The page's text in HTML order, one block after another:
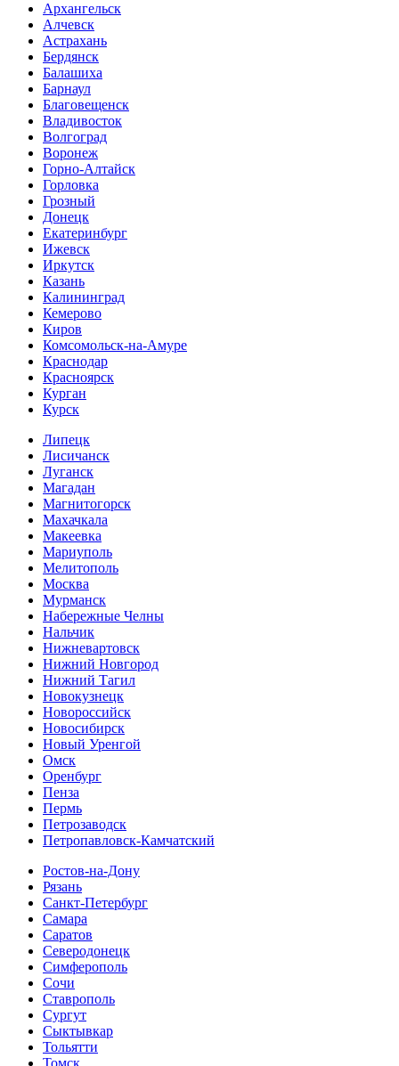
Архангельск
Алчевск
Астрахань
Бердянск
Балашиха
Барнаул
Благовещенск
Владивосток
Волгоград
Воронеж
Горно-Алтайск
Горловка
Грозный
Донецк
Екатеринбург
Ижевск
Иркутск
Казань
Калининград
Кемерово
Киров
Комсомольск-на-Амуре
Краснодар
Красноярск
Курган
Курск
Липецк
Лисичанск
Луганск
Магадан
Магнитогорск
Махачкала
Макеевка
Мариуполь
Мелитополь
Москва
Мурманск
Набережные Челны
Нальчик
Нижневартовск
Нижний Новгород
Нижний Тагил
Новокузнецк
Новороссийск
Новосибирск
Новый Уренгой
Омск
Оренбург
Пенза
Пермь
Петрозаводск
Петропавловск-Камчатский
Ростов-на-Дону
Рязань
Санкт-Петербург
Самара
Саратов
Северодонецк
Симферополь
Сочи
Ставрополь
Сургут
Сыктывкар
Тольятти
Томск